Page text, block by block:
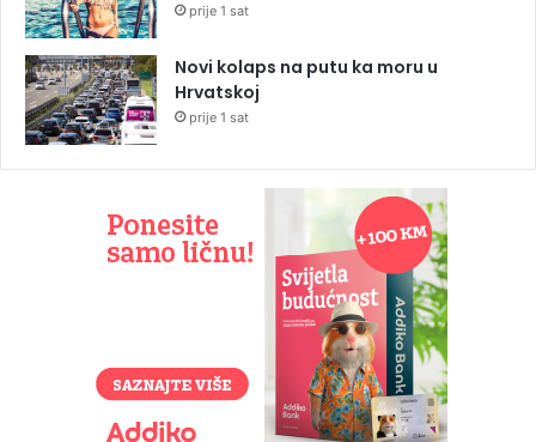
prije 1 sat
Novi kolaps na putu ka moru u
Hrvatskoj
prije 1 sat